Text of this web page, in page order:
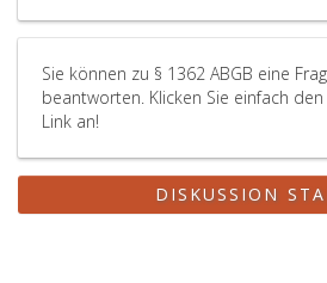
Sie können zu § 1362 ABGB eine
beantworten. Klicken Sie einfach
Link an!
DISKUSSION